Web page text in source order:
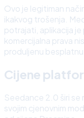
Ovo je legitiman
ikakvog trošenja.
potrajati, aplikacija je
komercijalna prava
produljenu
Cijene
Seedance 2.0 širi se
svojim cjenovnim